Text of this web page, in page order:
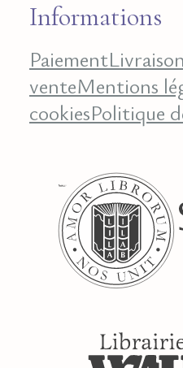
Informations
PaiementLivraison
venteMentions
cookiesPolitique